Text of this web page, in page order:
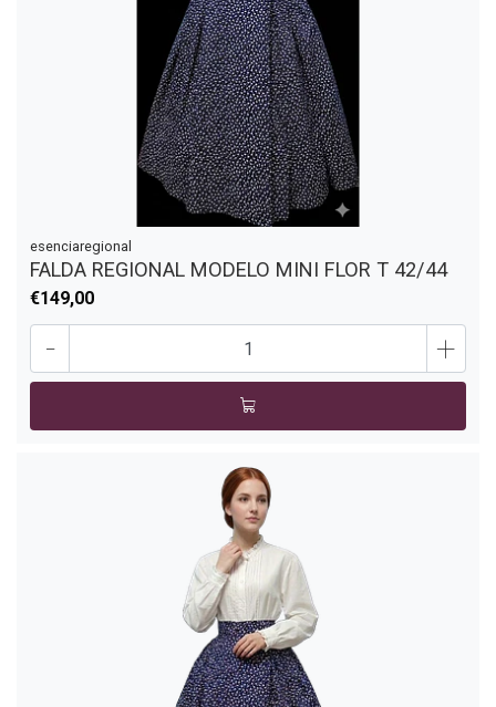
esenciaregional
FALDA REGIONAL MODELO MINI FLOR T 42/44
€149,00
- +